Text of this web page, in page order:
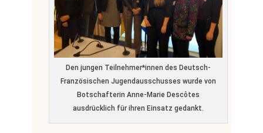
Den jungen Teilnehmer*innen des Deutsch-
Französischen Jugendausschusses wurde von
Botschafterin Anne-Marie Descôtes
ausdrücklich für ihren Einsatz gedankt.